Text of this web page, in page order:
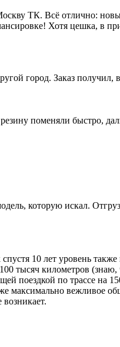
ТК. Всё отлично:
Хотя цешка, в
город. Заказ получил,
поменяли быстро,
которую искал.
10 лет уровень
тысяч километров
поездкой по трассе
максимально вежливое